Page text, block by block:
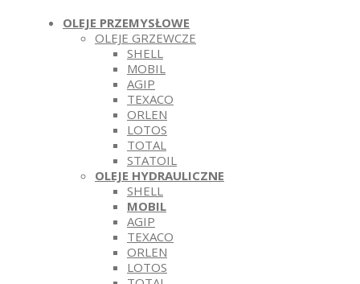
OLEJE PRZEMYSŁOWE
OLEJE GRZEWCZE
SHELL
MOBIL
AGIP
TEXACO
ORLEN
LOTOS
TOTAL
STATOIL
OLEJE HYDRAULICZNE
SHELL
MOBIL
AGIP
TEXACO
ORLEN
LOTOS